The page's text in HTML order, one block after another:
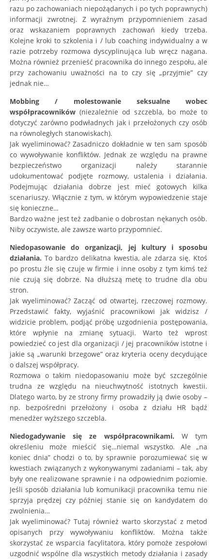
razu po zachowaniach niepożądanych i po tych poprawnych)
informacji zwrotnej. Z wyraźnym przypomnieniem zasad
oraz wskazaniem poprawnych zachowań kiedy trzeba.
Kolejne kroki to szkolenia i / lub coaching indywidualny a w
razie potrzeby rozmowa dyscyplinująca lub wręcz nagana.
Można również przenieść pracownika do innego zespołu, ale
przy zachowaniu uważności na to czy się „przyjmie” czy
jednak nie…
Mobbing / molestowanie seksualne wobec
współpracowników (niezależnie od szczebla, bo może to
dotyczyć zarówno podwładnych jak i przełożonych czy osób
na równoległych stanowiskach).
Jak wyeliminować? Zasadniczo dokładnie w ten sam sposób
co wywoływanie konfliktów. Jednak ze względu na prawne
bezpieczeństwo organizacji należy starannie
udokumentować podjęte rozmowy, ustalenia i działania.
Podejmując działania dobrze jest mieć gotowych kilka
scenariuszy. Włącznie z tym, w którym wypowiedzenie staje
się konieczne…
Bardzo ważne jest też zadbanie o dobrostan nękanych osób.
Niby oczywiste, ale zawsze warto przypomnieć.
Niedopasowanie do organizacji, jej kultury i sposobu
działania. To bardzo delikatna kwestia, ale zdarza się. Ktoś
po prostu źle się czuje w firmie i inne osoby z tym kimś też
nie czują się dobrze. Na dłuższą metę to trudne dla obu
stron.
Jak wyeliminować? Zacząć od otwartej, rzeczowej rozmowy.
Przedstawić fakty, wyjaśnić pracownikowi jak widzisz /
widzicie problem, podjąć próbę uzgodnienia postępowania,
które wpłynie na zmianę sytuacji. Warto też wprost
powiedzieć co jest dla organizacji / jej pracowników istotne i
jakie są „warunki brzegowe” oraz kryteria oceny decydujące
o dalszej współpracy.
Rozmowa o takim niedopasowaniu może być szczególnie
trudna ze względu na nieuchwytność istotnych kwestii.
Dlatego warto, by ze strony firmy prowadziły ją dwie osoby –
np. bezpośredni przełożony i osoba z działu HR bądź
menedżer wyższego szczebla.
Niedogadywanie się ze współpracownikami. W tym
określeniu może mieścić się…niemal wszystko. Ale „na
koniec dnia” chodzi o to, by sprawnie porozumiewać się w
kwestiach związanych z wykonywanymi zadaniami – tak, aby
były one realizowane sprawnie i na odpowiednim poziomie.
Jeśli sposób działania lub komunikacji pracownika temu nie
sprzyja prędzej czy później stanie się on kandydatem do
zwolnienia…
Jak wyeliminować? Tutaj również warto skorzystać z metod
opisanych przy wywoływaniu konfliktów. Można także
skorzystać ze wsparcia facylitatora, który pomoże zespołowi
uzgodnić wspólne dla wszystkich metody działania i zasady